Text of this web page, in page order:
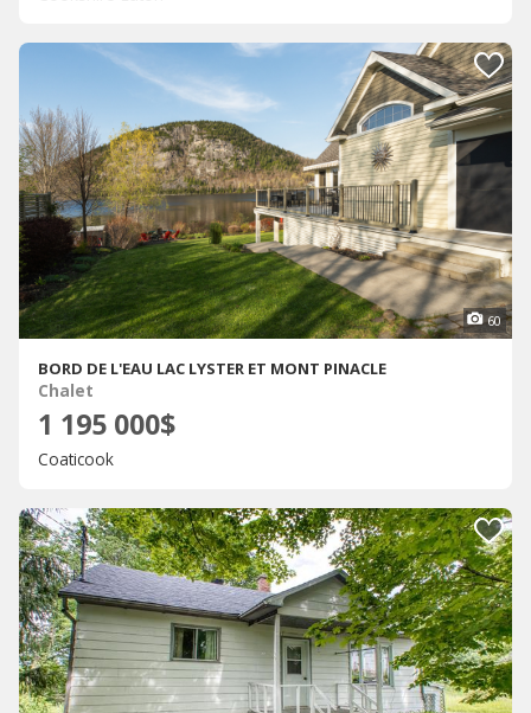
60
BORD DE L'EAU LAC LYSTER ET MONT PINACLE
Chalet
1 195 000$
Coaticook